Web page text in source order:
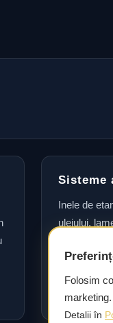
Sisteme
Inele de
uleiului,
frână,
pentru roți,
cotit.
Folosim
marketing.
Detalii în